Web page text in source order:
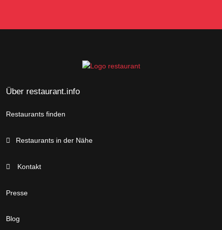
Über restaurant.info
Restaurants finden
Restaurants in der Nähe
Kontakt
Presse
Blog